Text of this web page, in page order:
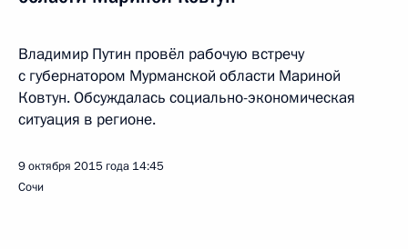
Владимир Путин провёл рабочую встречу
с губернатором Мурманской области Мариной
Ковтун. Обсуждалась социально-экономическая
ситуация в регионе.
9 октября 2015 года 14:45
Сочи